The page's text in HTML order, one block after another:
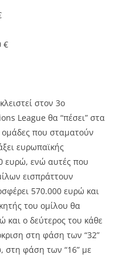
€
στον 3ο
League θα “πέσει” στα
που σταματούν
ευρωπαϊκής
ευρώ, ενώ αυτές που
εισπράττουν
570.000 ευρώ και
του ομίλου θα
και ο δεύτερος του κάθε
στη φάση των “32”
στη φάση των “16” με